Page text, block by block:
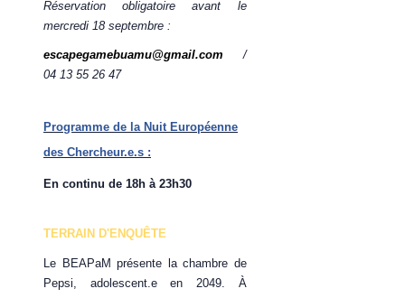
Réservation obligatoire avant le
mercredi 18 septembre :
escapegamebuamu@gmail.com /
04 13 55 26 47
Programme de la Nuit Européenne
des Chercheur.e.s :
En continu de 18h à 23h30
TERRAIN D'ENQUÊTE
Le BEAPaM présente la chambre de
Pepsi, adolescent.e en 2049. À